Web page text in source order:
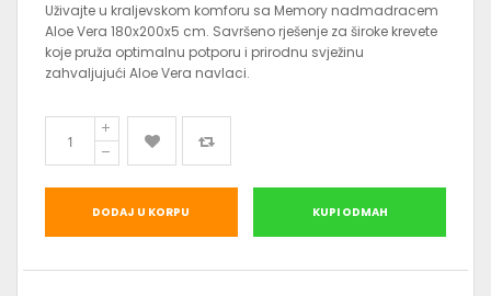
Uživajte u kraljevskom komforu sa Memory nadmadracem
Aloe Vera 180x200x5 cm. Savršeno rješenje za široke krevete
koje pruža optimalnu potporu i prirodnu svježinu
zahvaljujući Aloe Vera navlaci.
DODAJ U KORPU KUPI ODMAH